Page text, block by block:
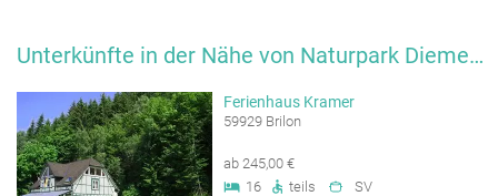
Unterkünfte in der Nähe von Naturpark Diemelsee
Ferienhaus Kramer
59929 Brilon
ab 245,00 €
16
teils SV